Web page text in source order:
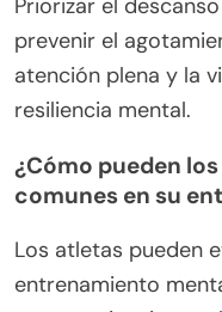
entrenamiento
la consistencia, el
técnicas de
Incorporar
tanto los límites
incluye
resistencia y